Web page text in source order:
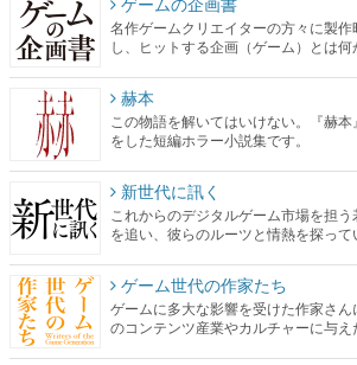
名作ゲームクリエイターの方々に製
し、ヒットする企画（ゲーム）とは何
赫本
この物語を解いてはいけない。『赫
をした短編ホラー小説集です。
新世代に訊く
これからのデジタルゲーム市場を担
を追い、彼らのルーツと情熱を探って
ゲーム世代の作家たち
ゲームに多大な影響を受けた作家さ
のコンテンツ産業やカルチャーに与え